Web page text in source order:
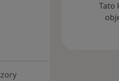
Tato